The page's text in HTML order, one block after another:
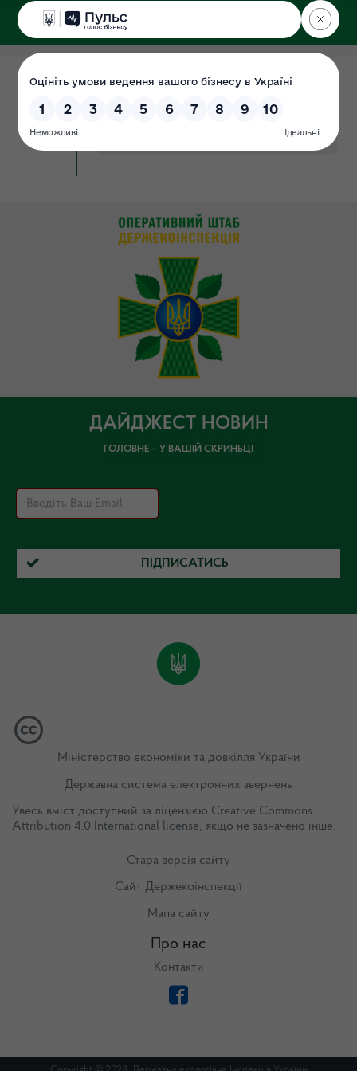
ДЕРЖЕКОІНСПЕКЦІЯ
у Хмельницькій області
29.06.2019
Сторінка
інспекції у Хмельницькій області
ДАЙДЖЕСТ НОВИН
ГОЛОВНЕ – У ВАШІЙ СКРИНЬЦІ
ПІДПИСАТИСЬ
Міністерство економіки та довкілля України
Державна система електронних звернень
Увесь вміст доступний за ліцензією Creative Commons
Attribution 4.0 International license, якщо не зазначено інше.
Стара версія сайту
Сайт Держекоінспекції
Мапа сайту
Про нас
Контакти